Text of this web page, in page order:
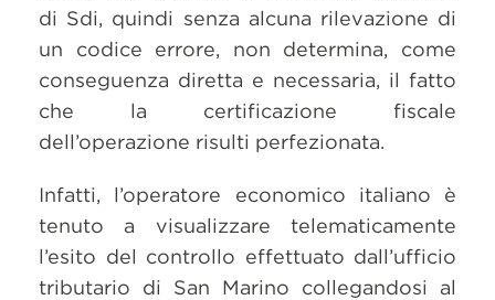
di Sdi, quindi senza alcuna rilevazione di
un codice errore, non determina, come
conseguenza diretta e necessaria, il fatto
che la certificazione fiscale
dell’operazione risulti perfezionata.
Infatti, l’operatore economico italiano è
tenuto a visualizzare telematicamente
l’esito del controllo effettuato dall’ufficio
tributario di San Marino collegandosi al